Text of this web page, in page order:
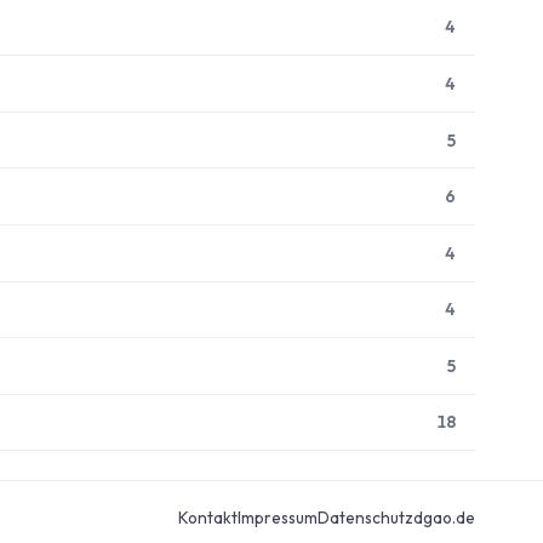
4
4
5
6
4
4
5
18
KontaktImpressumDatenschutzdgao.de